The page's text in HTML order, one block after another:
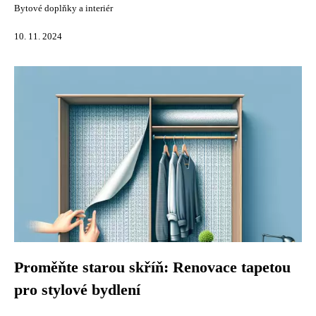
Bytové doplňky a interiér
10. 11. 2024
Proměňte starou skříň: Renovace tapetou
pro stylové bydlení